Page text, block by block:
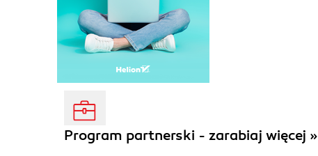
Program partnerski - zarabiaj więcej »